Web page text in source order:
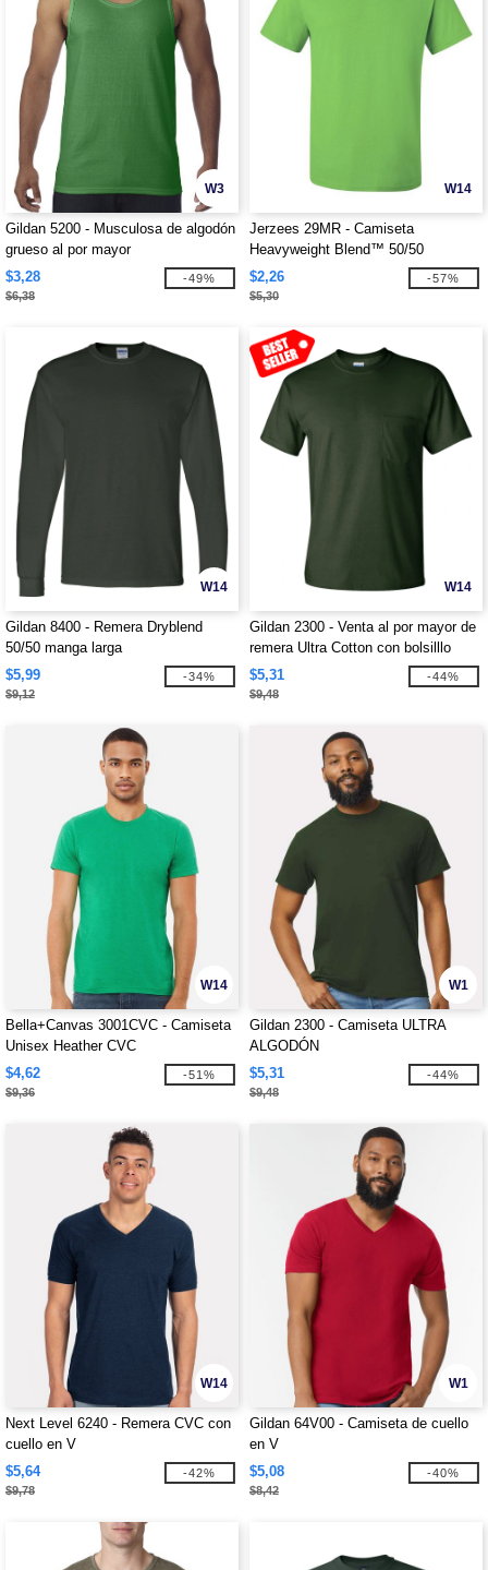
W3
Gildan 5200 - Musculosa de algodón
grueso al por mayor
$3,28
$6,38
-49%
W14
Jerzees 29MR - Camiseta
Heavyweight Blend™ 50/50
$2,26
$5,30
-57%
W14
Gildan 8400 - Remera Dryblend
50/50 manga larga
$5,99
$9,12
-34%
W14
Gildan 2300 - Venta al por mayor de
remera Ultra Cotton con bolsilllo
$5,31
$9,48
-44%
W14
Bella+Canvas 3001CVC - Camiseta
Unisex Heather CVC
$4,62
$9,36
-51%
W1
Gildan 2300 - Camiseta ULTRA
ALGODÓN
$5,31
$9,48
-44%
W14
Next Level 6240 - Remera CVC con
cuello en V
$5,64
$9,78
-42%
W1
Gildan 64V00 - Camiseta de cuello
en V
$5,08
$8,42
-40%